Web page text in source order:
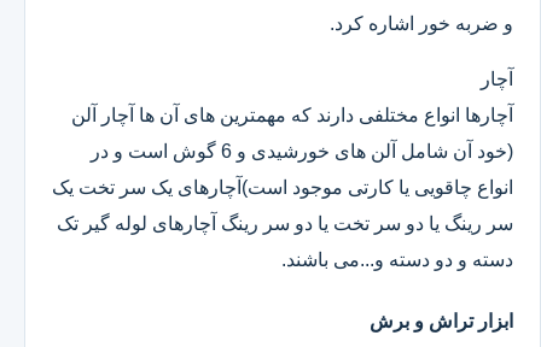
و ضربه خور اشاره کرد.
آچار
آچارها انواع مختلفی دارند که مهمترین های آن ها آچار آلن
(خود آن شامل آلن های خورشیدی و 6 گوش است و در
انواع چاقویی یا کارتی موجود است)آچارهای یک سر تخت یک
سر رینگ یا دو سر تخت یا دو سر رینگ آچارهای لوله گیر تک
دسته و دو دسته و...می باشند.
ابزار تراش و برش